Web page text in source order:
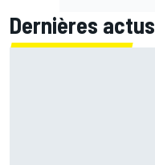
Dernières actus